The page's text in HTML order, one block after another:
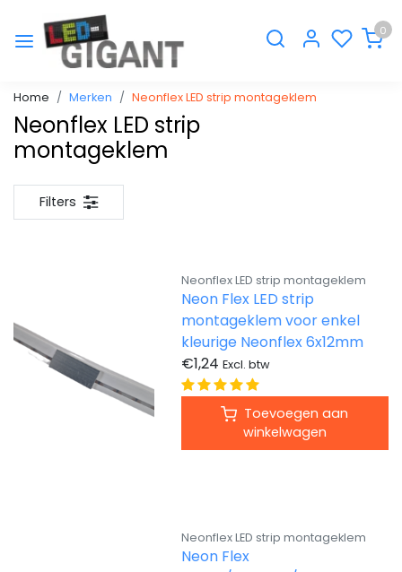
0
Home Merken Neonflex LED strip montageklem
Neonflex LED strip
montageklem
Filters
Neonflex LED strip montageklem
Neon Flex LED strip
montageklem voor enkel
kleurige Neonflex 6x12mm
€1,24 Excl. btw
Toevoegen aan
winkelwagen
Neonflex LED strip montageklem
Neon Flex